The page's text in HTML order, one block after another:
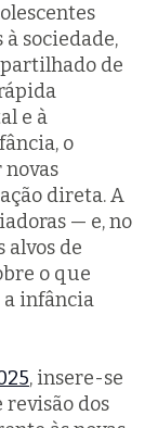
sociedade,
de
e à
o
direta. A
— e, no
alvos de
o que
infância
, insere-se
revisão dos